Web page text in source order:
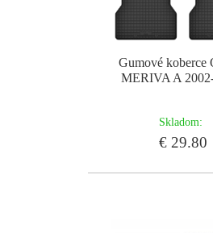
Gumové koberce
MERIVA A
Skladom:
€ 29.80